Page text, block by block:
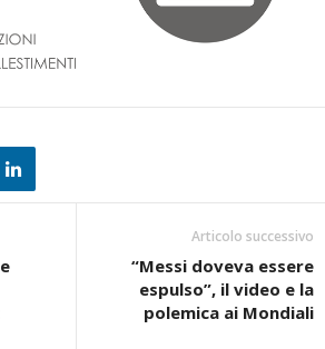
Articolo successivo
“Messi doveva essere
espulso”, il video e la
polemica ai Mondiali